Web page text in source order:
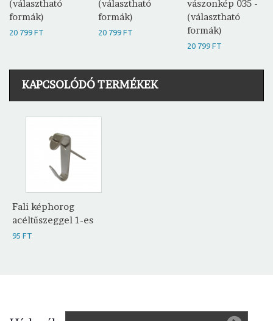
(választható
formák)
20 799 FT
(választható
formák)
20 799 FT
vászonkép 035 -
(választható
formák)
20 799 FT
KAPCSOLÓDÓ TERMÉKEK
Fali képhorog
acéltűszeggel 1-es
95 FT